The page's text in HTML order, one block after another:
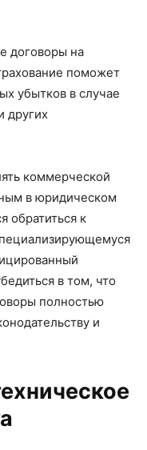
договоры на
поможет
убытков в случае
других
коммерческой
в юридическом
обратиться к
в том, что
полностью
и